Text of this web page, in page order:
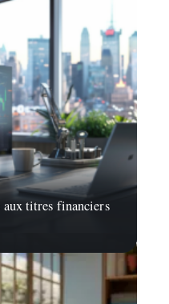
aux titres financiers